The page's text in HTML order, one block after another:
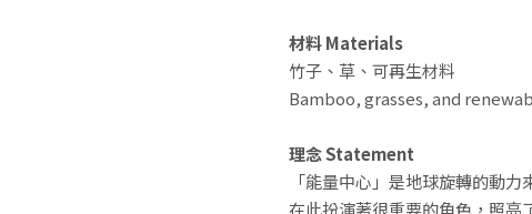
材料 Materials
竹子、草、可再生材料
Bamboo, grasses, and
理念 Statement
「能量中心」是地球旋轉的動
在此扮演著很重要的角色，照亮